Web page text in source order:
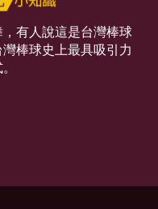
有人說這是台灣棒球
棒球史上最具吸引力